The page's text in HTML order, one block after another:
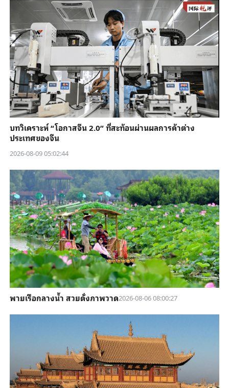
บทวิเคราะห์ “โอกาสจีน 2.0” ที่สะท้อนผ่านผลการค้าต่าง
ประเทศของจีน
2026-08-09 05:02:44
พายเรือกลางน้ำ สวยดั่งภาพวาด2026-08-06 08:00:27